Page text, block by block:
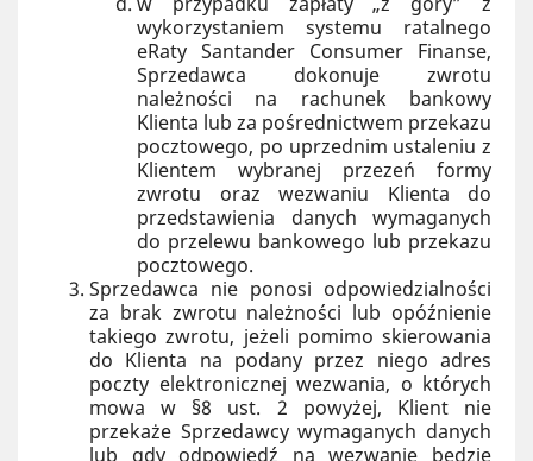
wykorzystaniem systemu ratalnego
eRaty Santander Consumer Finanse,
Sprzedawca dokonuje zwrotu
należności na rachunek bankowy
Klienta lub za pośrednictwem przekazu
pocztowego, po uprzednim ustaleniu z
Klientem wybranej przezeń formy
zwrotu oraz wezwaniu Klienta do
przedstawienia danych wymaganych
do przelewu bankowego lub przekazu
pocztowego.
Sprzedawca nie ponosi odpowiedzialności
za brak zwrotu należności lub opóźnienie
takiego zwrotu, jeżeli pomimo skierowania
do Klienta na podany przez niego adres
poczty elektronicznej wezwania, o których
mowa w §8 ust. 2 powyżej, Klient nie
przekaże Sprzedawcy wymaganych danych
lub gdy odpowiedź na wezwanie będzie